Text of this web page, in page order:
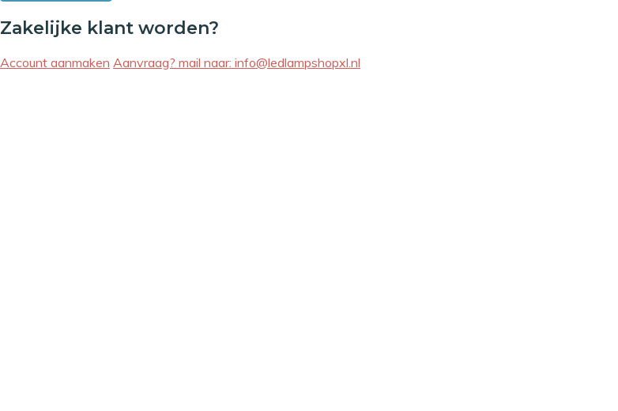
Zakelijke klant worden?
Account aanmaken Aanvraag? mail naar: info@ledlampshopxl.nl